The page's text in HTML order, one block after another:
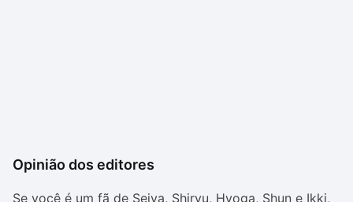
Opinião dos editores
Se você é um fã de Seiya, Shiryu, Hyoga, Shun e Ikki,